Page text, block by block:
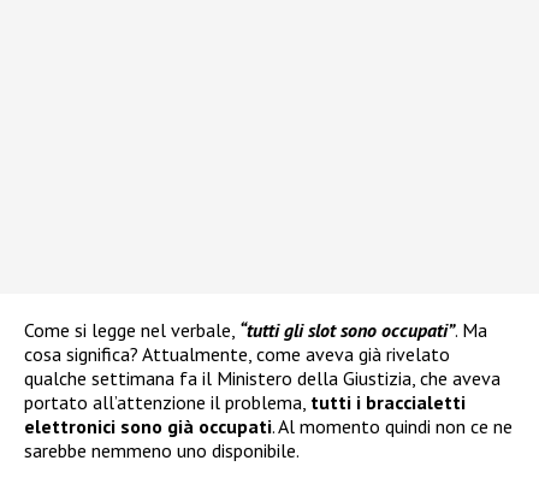
Come si legge nel verbale, “tutti gli slot sono occupati”. Ma
cosa significa? Attualmente, come aveva già rivelato
qualche settimana fa il Ministero della Giustizia, che aveva
portato all’attenzione il problema, tutti i braccialetti
elettronici sono già occupati. Al momento quindi non ce ne
sarebbe nemmeno uno disponibile.